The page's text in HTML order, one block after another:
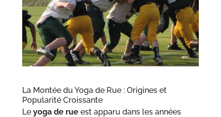
La Montée du Yoga de Rue : Origines et
Popularité Croissante
Le yoga de rueest apparu dans les années